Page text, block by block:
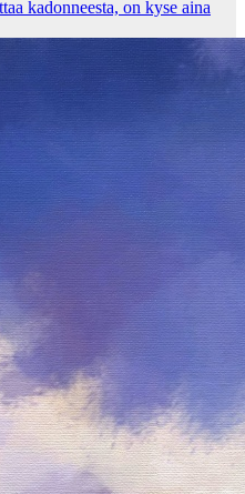
kadonneesta, on kyse aina